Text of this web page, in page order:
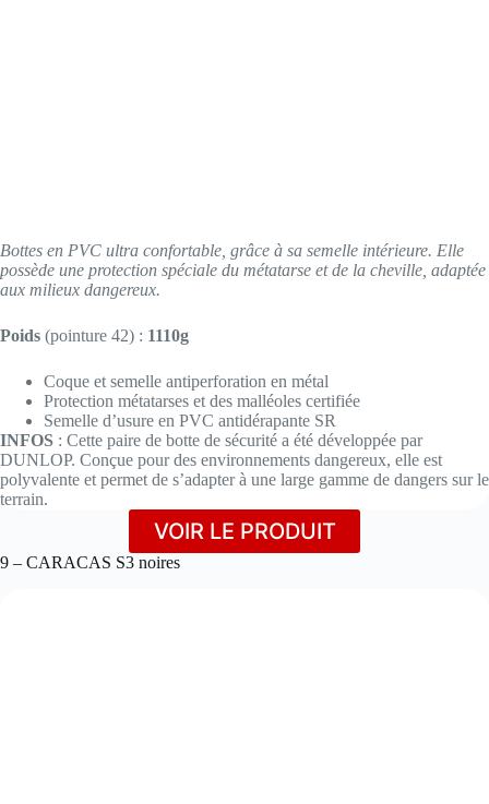
Bottes en PVC ultra confortable, grâce à sa semelle intérieure. Elle
possède une protection spéciale du métatarse et de la cheville, adaptée
aux milieux dangereux.
Poids (pointure 42) : 1110g
Coque et semelle antiperforation en métal
Protection métatarses et des malléoles certifiée
Semelle d’usure en PVC antidérapante SR
INFOS : Cette paire de botte de sécurité a été développée par
DUNLOP. Conçue pour des environnements dangereux, elle est
polyvalente et permet de s’adapter à une large gamme de dangers sur le
terrain.
VOIR LE PRODUIT
9 – CARACAS S3 noires